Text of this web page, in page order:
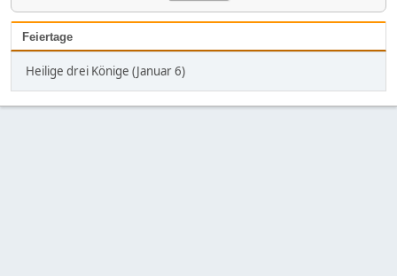
Feiertage
Heilige drei Könige (Januar 6)